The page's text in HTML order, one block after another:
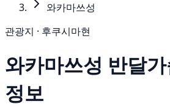
와카마쓰성
관광지 · 후쿠시마현
와카마쓰성 반달
정보